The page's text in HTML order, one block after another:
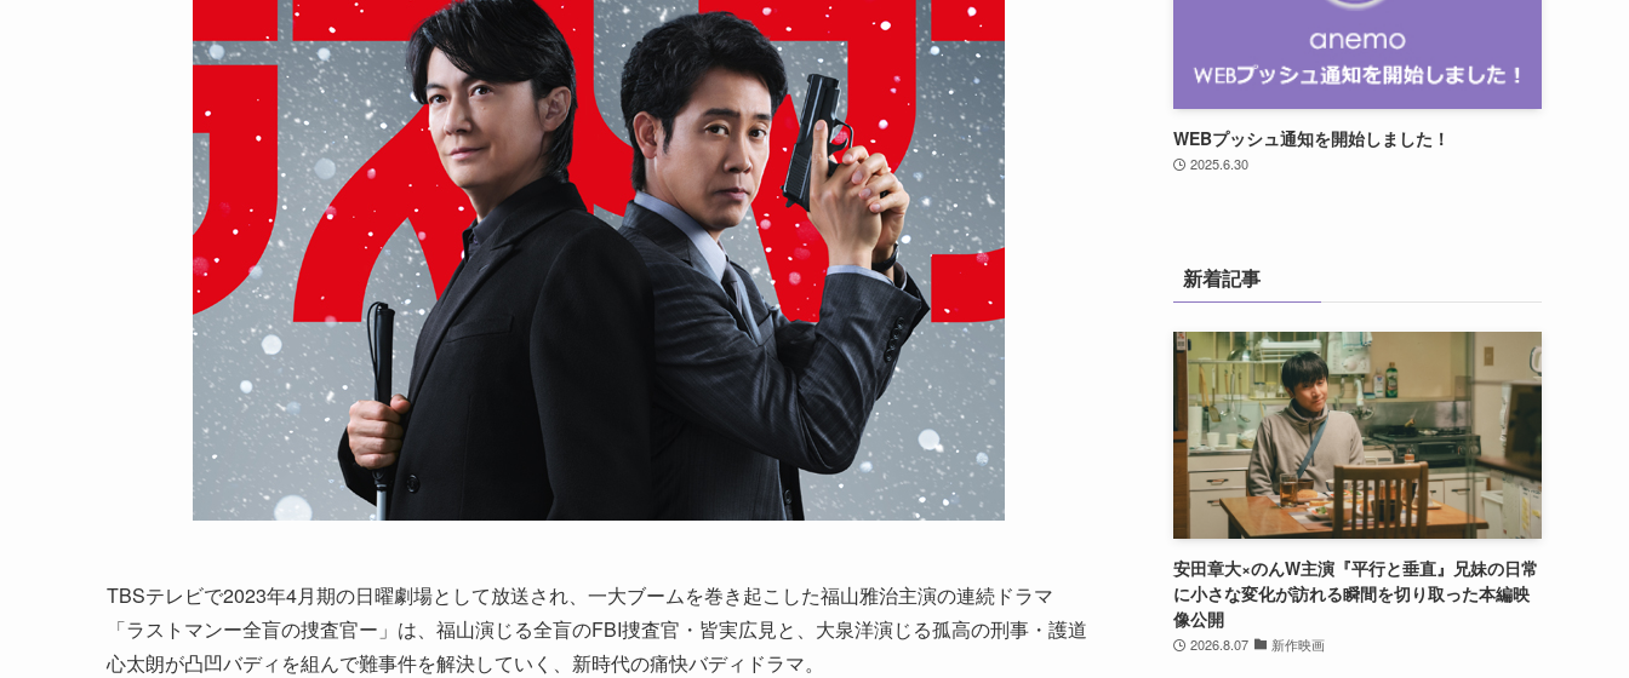
TBSテレビで2023年4月期の日曜劇場として放送され、一大ブームを巻き起こした福山雅治主演の連続ドラマ
「ラストマンー全盲の捜査官ー」は、福山演じる全盲のFBI捜査官・皆実広見と、大泉洋演じる孤高の刑事・護道
心太朗が凸凹バディを組んで難事件を解決していく、新時代の痛快バディドラマ。
WEBプッシュ通知を開始しました！
2025.6.30
新着記事
安田章大×のんW主演『平行と垂直』兄妹の日常
に小さな変化が訪れる瞬間を切り取った本編映
像公開
2026.8.07 新作映画